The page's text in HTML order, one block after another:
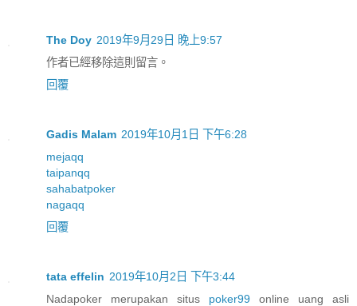
The Doy 2019年9月29日 晚上9:57
作者已經移除這則留言。
回覆
Gadis Malam 2019年10月1日 下午6:28
mejaqq
taipanqq
sahabatpoker
nagaqq
回覆
tata effelin 2019年10月2日 下午3:44
Nadapoker merupakan situs poker99 online uang asli